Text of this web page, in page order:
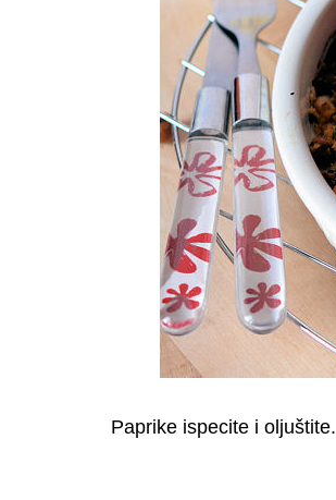
Paprike ispecite i oljuštite.